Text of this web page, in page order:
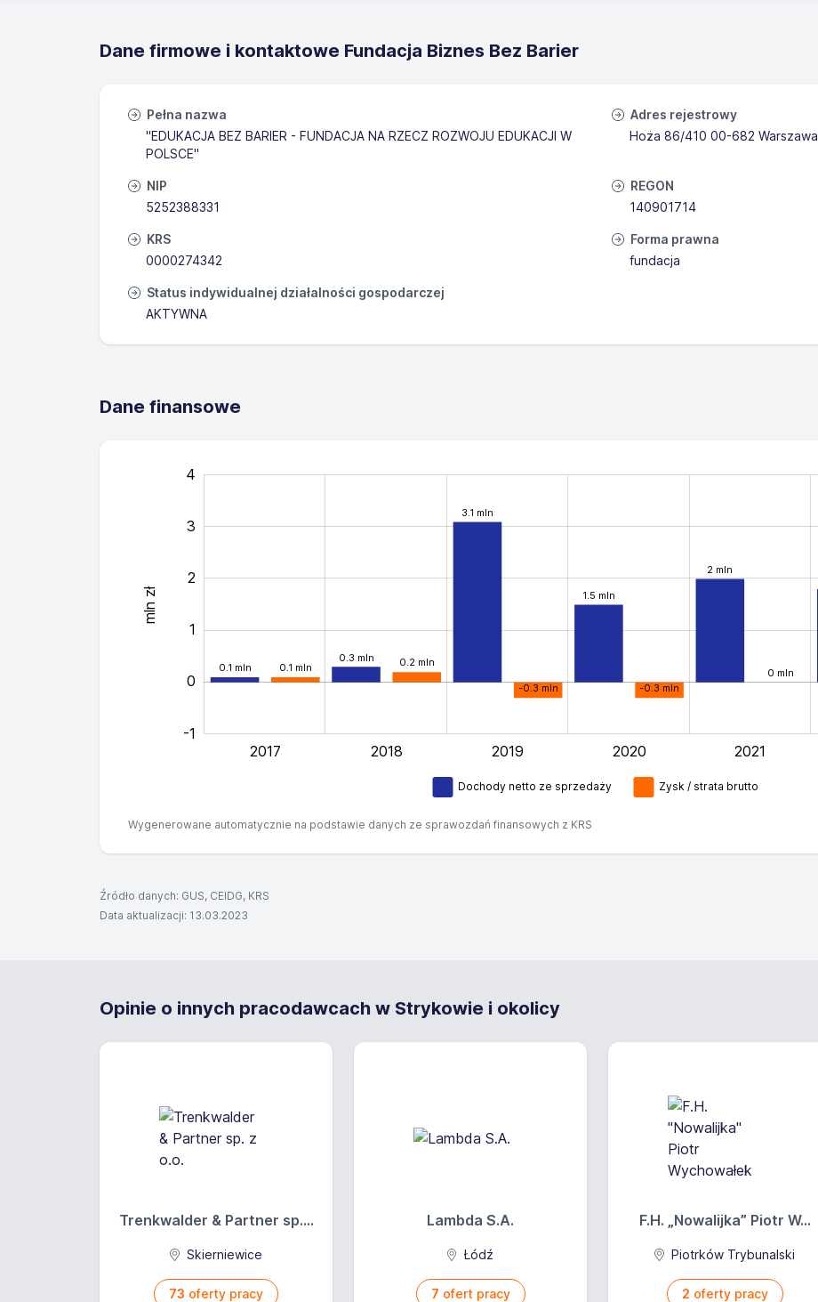
Dane firmowe i kontaktowe Fundacja Biznes Bez Barier
Pełna nazwa
"EDUKACJA BEZ BARIER - FUNDACJA NA RZECZ ROZWOJU EDUKACJI W
POLSCE"
Adres rejestrowy
Hoża 86/410 00-682 Warszawa
NIP
5252388331
REGON
140901714
KRS
0000274342
Forma prawna
fundacja
Status indywidualnej działalności gospodarczej
AKTYWNA
Dane finansowe
0.1 mln
0.3 mln
3.1 mln
1.5 mln
2 mln
0.1 mln 0.2 mln
-0.3 mln -0.3 mln
0 mln
mln zł
-1
0
1
2
4
3
L
2017 2018 2019 2020 2021
Dochody netto ze sprzedaży Zysk / strata brutto
Wygenerowane automatycznie na podstawie danych ze sprawozdań finansowych z KRS
Źródło danych: GUS, CEIDG, KRS
Data aktualizacji: 13.03.2023
Opinie o innych pracodawcach w Strykowie i okolicy
Trenkwalder & Partner sp....
Skierniewice
73 oferty pracy
Lambda S.A.
Łódź
7 ofert pracy
F.H. „Nowalijka” Piotr W...
Piotrków Trybunalski
2 oferty pracy